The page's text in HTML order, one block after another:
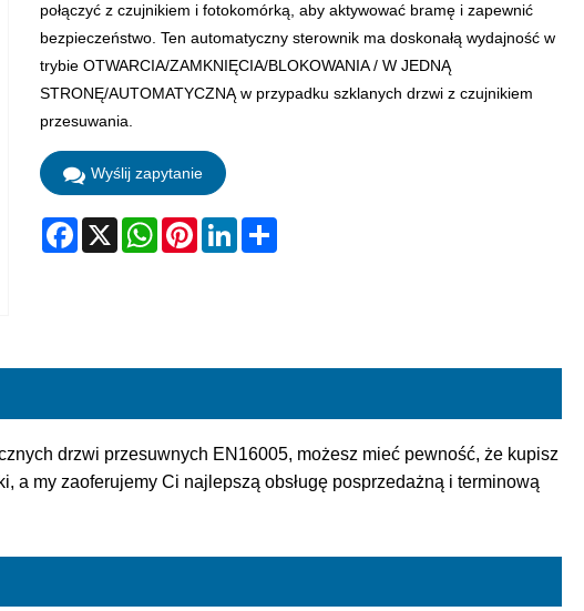
połączyć z czujnikiem i fotokomórką, aby aktywować bramę i zapewnić
bezpieczeństwo. Ten automatyczny sterownik ma doskonałą wydajność w
trybie OTWARCIA/ZAMKNIĘCIA/BLOKOWANIA / W JEDNĄ
STRONĘ/AUTOMATYCZNĄ w przypadku szklanych drzwi z czujnikiem
przesuwania.
Wyślij zapytanie
Facebook
X WhatsAppPinterestLinkedInShare
drzwi przesuwnych EN16005, możesz mieć pewność, że kupisz
a my zaoferujemy Ci najlepszą obsługę posprzedażną i terminową